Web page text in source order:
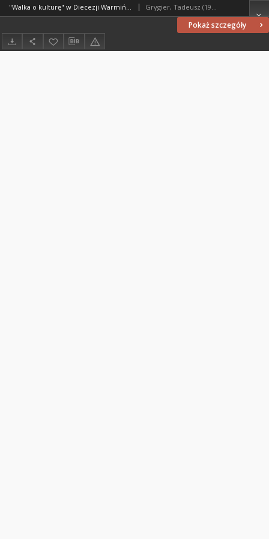
Pokaż szczegóły
"Walka o kulturę" w Diecezji Warmińskiej w latach 1933-1944 : [recenzja] Grygier, Tadeusz (1916-2000)